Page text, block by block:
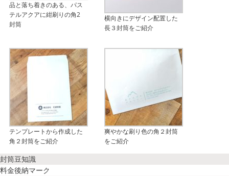
品と落ち着きのある、パス
テルアクアに紺刷りの角2
封筒
横向きにデザイン配置した
長３封筒をご紹介
テンプレートから作成した
角２封筒をご紹介
爽やかな刷り色の角２封筒
をご紹介
封筒豆知識
料金後納マーク